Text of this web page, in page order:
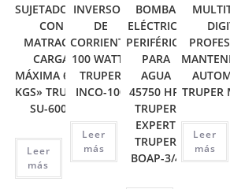
SUJETADORES
CON
MATRACA,
CARGA
MÁXIMA 6000
KGS» TRUPER
SU-6000
Leer
más
INVERSOR
DE
CORRIENTE
100 WATTS
TRUPER
INCO-100
Leer
más
BOMBA
ELÉCTRICA
PERIFÉRICA
PARA
AGUA
45750 HP,
TRUPER
EXPERT
TRUPER
BOAP-3/4
TRUPER
Leer
más